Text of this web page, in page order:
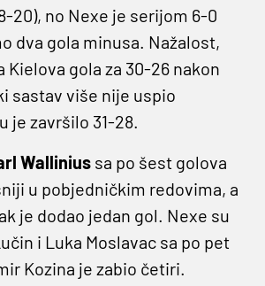
20), no Nexe je serijom 6-0
dva gola minusa. Nažalost,
Kielova gola za 30-26 nakon
sastav više nije uspio
je završilo 31-28.
Wallinius sa po šest golova
u pobjedničkim redovima, a
je dodao jedan gol. Nexe su
i Luka Moslavac sa po pet
Kozina je zabio četiri.